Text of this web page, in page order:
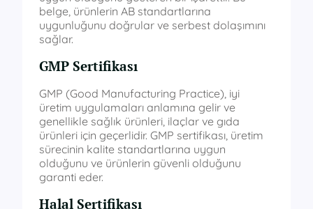
belge, ürünlerin AB standartlarına
uygunluğunu doğrular ve serbest dolaşımını
sağlar.
GMP Sertifikası
GMP (Good Manufacturing Practice), iyi
üretim uygulamaları anlamına gelir ve
genellikle sağlık ürünleri, ilaçlar ve gıda
ürünleri için geçerlidir. GMP sertifikası, üretim
sürecinin kalite standartlarına uygun
olduğunu ve ürünlerin güvenli olduğunu
garanti eder.
Halal Sertifikası